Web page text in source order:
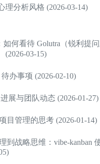
理分析风格 (2026-03-14)
如何看待 Golutra（锐利提
(2026-03-15)
办事项 (2026-02-10)
展与团队动态 (2026-01-27)
目管理的思考 (2026-01-14)
到战略思维：vibe-kanban